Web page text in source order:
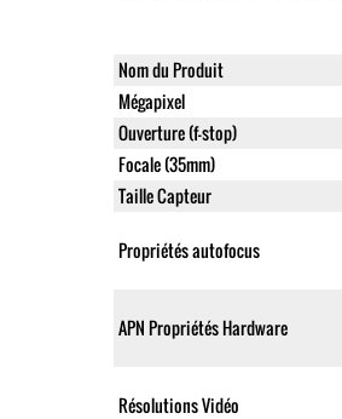
Nom du Produit
Mégapixel
Ouverture (f-stop)
Focale (35mm)
Taille Capteur
Propriétés autofocus
APN Propriétés Hardware
Résolutions Vidéo